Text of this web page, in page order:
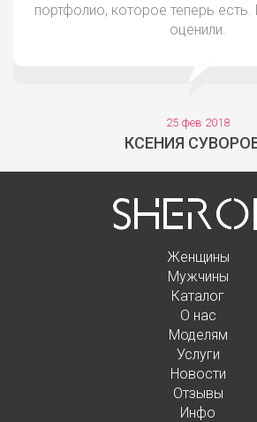
портфолио, которое теперь
оценили.
25 фев 2018
КСЕНИЯ
Женщины
Мужчины
Каталог
О нас
Моделям
Услуги
Новости
Отзывы
Инфо